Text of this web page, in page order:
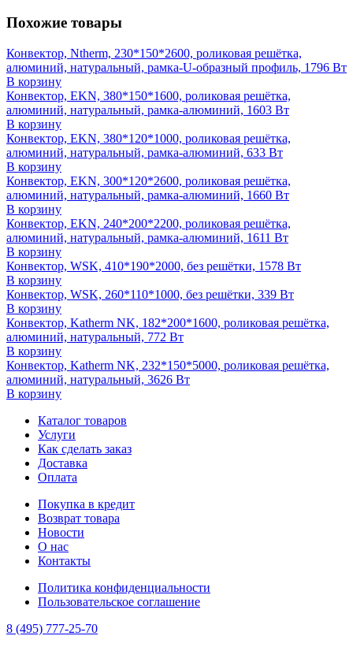
Похожие товары
Конвектор, Ntherm, 230*150*2600, роликовая решётка,
алюминий, натуральный, рамка-U-образный профиль, 1796 Вт
В корзину
Конвектор, EKN, 380*150*1600, роликовая решётка,
алюминий, натуральный, рамка-алюминий, 1603 Вт
В корзину
Конвектор, EKN, 380*120*1000, роликовая решётка,
алюминий, натуральный, рамка-алюминий, 633 Вт
В корзину
Конвектор, EKN, 300*120*2600, роликовая решётка,
алюминий, натуральный, рамка-алюминий, 1660 Вт
В корзину
Конвектор, EKN, 240*200*2200, роликовая решётка,
алюминий, натуральный, рамка-алюминий, 1611 Вт
В корзину
Конвектор, WSK, 410*190*2000, без решётки, 1578 Вт
В корзину
Конвектор, WSK, 260*110*1000, без решётки, 339 Вт
В корзину
Конвектор, Katherm NK, 182*200*1600, роликовая решётка,
алюминий, натуральный, 772 Вт
В корзину
Конвектор, Katherm NK, 232*150*5000, роликовая решётка,
алюминий, натуральный, 3626 Вт
В корзину
Каталог товаров
Услуги
Как сделать заказ
Доставка
Оплата
Покупка в кредит
Возврат товара
Новости
О нас
Контакты
Политика конфиденциальности
Пользовательское соглашение
8 (495) 777-25-70